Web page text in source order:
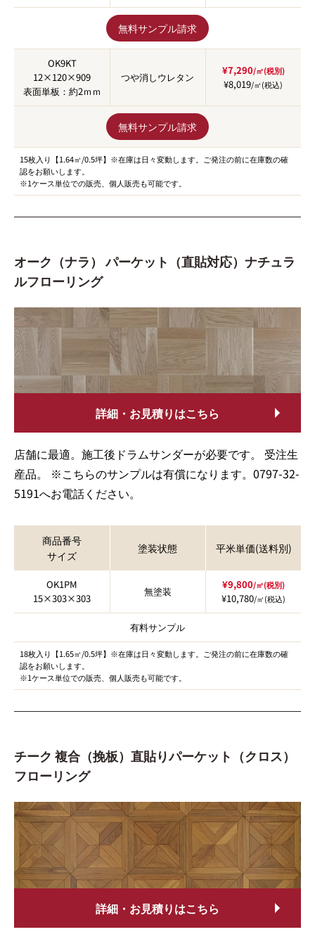
無料サンプル請求
OK9KT
12×120×909
表面単板：約2ｍｍ
つや消しウレタン
¥7,290/㎡(税別)
¥8,019/㎡(税込)
無料サンプル請求
15枚入り【1.64㎡/0.5坪】※在庫は日々変動します。ご発注の前に在庫数の確
認をお願いします。
※1ケース単位での販売、個人販売も可能です。
オーク（ナラ） パーケット（直貼対応）ナチュラ
ルフローリング
詳細・お見積りはこちら
店舗に最適。施工後ドラムサンダーが必要です。 受注生
産品。
※こちらのサンプルは有償になります。0797-32-
5191へお電話ください。
商品番号
サイズ
塗装状態 平米単価(送料別)
OK1PM
15×303×303
無塗装
¥9,800/㎡(税別)
¥10,780/㎡(税込)
有料サンプル
18枚入り【1.65㎡/0.5坪】※在庫は日々変動します。ご発注の前に在庫数の確
認をお願いします。
※1ケース単位での販売、個人販売も可能です。
チーク 複合（挽板）直貼りパーケット（クロス）
フローリング
詳細・お見積りはこちら